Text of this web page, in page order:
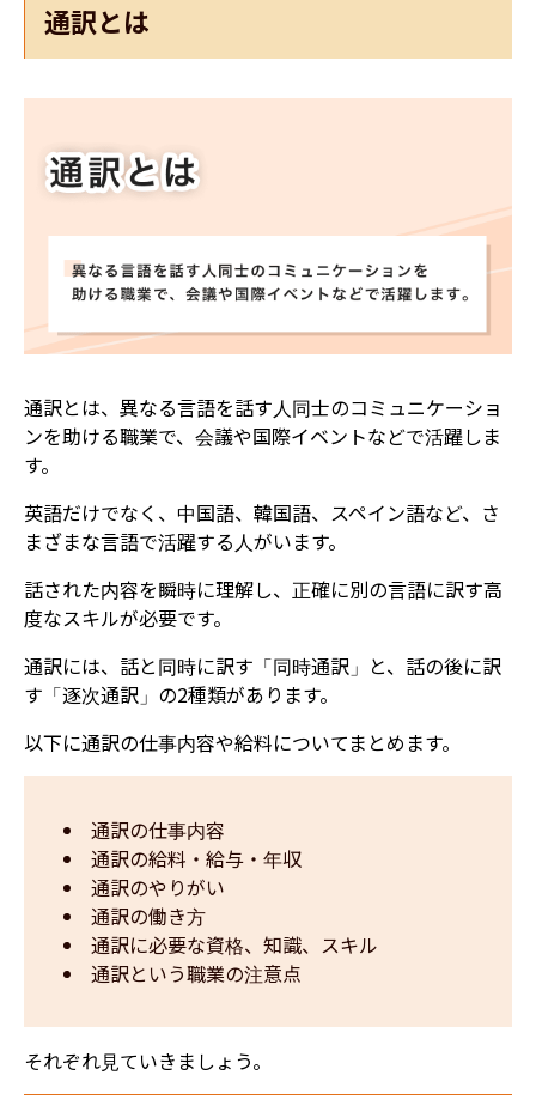
通訳とは
通訳とは、異なる言語を話す人同士のコミュニケーショ
ンを助ける職業で、会議や国際イベントなどで活躍しま
す。
英語だけでなく、中国語、韓国語、スペイン語など、さ
まざまな言語で活躍する人がいます。
話された内容を瞬時に理解し、正確に別の言語に訳す高
度なスキルが必要です。
通訳には、話と同時に訳す「同時通訳」と、話の後に訳
す「逐次通訳」の2種類があります。
以下に通訳の仕事内容や給料についてまとめます。
通訳の仕事内容
通訳の給料・給与・年収
通訳のやりがい
通訳の働き方
通訳に必要な資格、知識、スキル
通訳という職業の注意点
それぞれ見ていきましょう。